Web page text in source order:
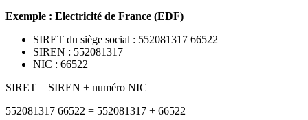
Exemple : Electricité de France (EDF)
SIRET du siège social : 552081317 66522
SIREN : 552081317
NIC : 66522
SIRET = SIREN + numéro NIC
552081317 66522 = 552081317 + 66522